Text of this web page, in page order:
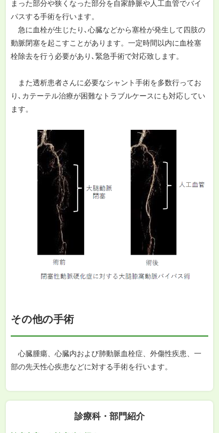
まった部分や狭くなった部分を自家静脈や人工血管でバイ
パスする手術を行います。
急に血栓が生じたり､心臓などから塞栓が発生して四肢の
動脈閉塞を起こすことがあります。一定時間以内に血栓塞
栓除去を行う必要があり､緊急手術で対応致します。
また透析患者さんに必要なシャント手術を多数行ってお
り､カテーテル治療が困難なトラブルケースにも対応してい
ます。
その他の手術
心臓腫瘍、心臓内および肺動脈血栓症、外傷性疾患、一
部の先天性心疾患などに対する手術を行います。
診療科・部門紹介